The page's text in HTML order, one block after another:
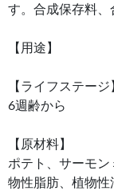
す。合成保存料、
【用途】
【ライフステージ
6週齢から
【原材料】
ポテト、サーモ
物性脂肪、植物